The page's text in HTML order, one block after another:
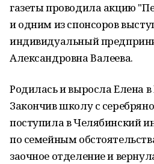
газеты проводила акцию
и одним из спонсоров
индивидуальный
Александровна Валеева.
Родилась и выросла Елена в
Закончив школу с
поступила в Челябинский
по семейным
заочное отделение и